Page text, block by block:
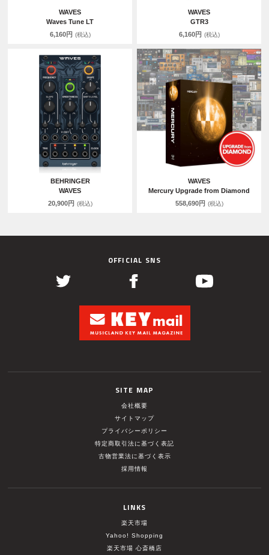
WAVES
Waves Tune LT
6,160円 (税込)
WAVES
GTR3
6,160円 (税込)
BEHRINGER
WAVES
20,900円 (税込)
WAVES
Mercury Upgrade from Diamond
558,690円 (税込)
OFFICIAL SNS
SITE MAP
会社概要
サイトマップ
プライバシーポリシー
特定商取引法に基づく表記
古物営業法に基づく表示
採用情報
LINKS
楽天市場
Yahoo! Shopping
楽天市場 心斎橋店